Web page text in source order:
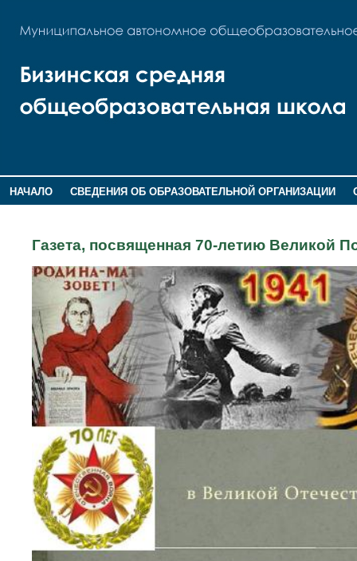
НАЧАЛО СВЕДЕНИЯ ОБ ОБРАЗОВАТЕЛЬНОЙ ОРГАНИЗАЦИИ
Газета, посвященная 70-летию Великой